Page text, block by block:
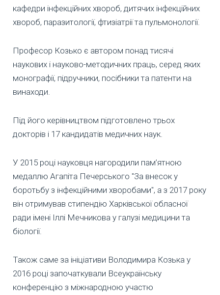
кафедри інфекційних хвороб, дитячих інфекційних
хвороб, паразитології, фтизіатрії та пульмонології.
Професор Козько є автором понад тисячі
наукових і науково-методичних праць, серед яких
монографії, підручники, посібники та патенти на
винаходи.
Під його керівництвом підготовлено трьох
докторів і 17 кандидатів медичних наук.
У 2015 році науковця нагородили пам’ятною
медаллю Агапіта Печерського "За внесок у
боротьбу з інфекційними хворобами", а з 2017 року
він отримував стипендію Харківської обласної
ради імені Іллі Мечникова у галузі медицини та
біології.
Також саме за ініціативи Володимира Козька у
2016 році започаткували Всеукраїнську
конференцію з міжнародною участю